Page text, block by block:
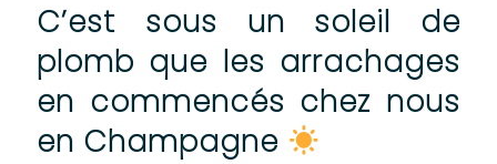
C’est sous un soleil de
plomb que les arrachages
en commencés chez nous
en Champagne